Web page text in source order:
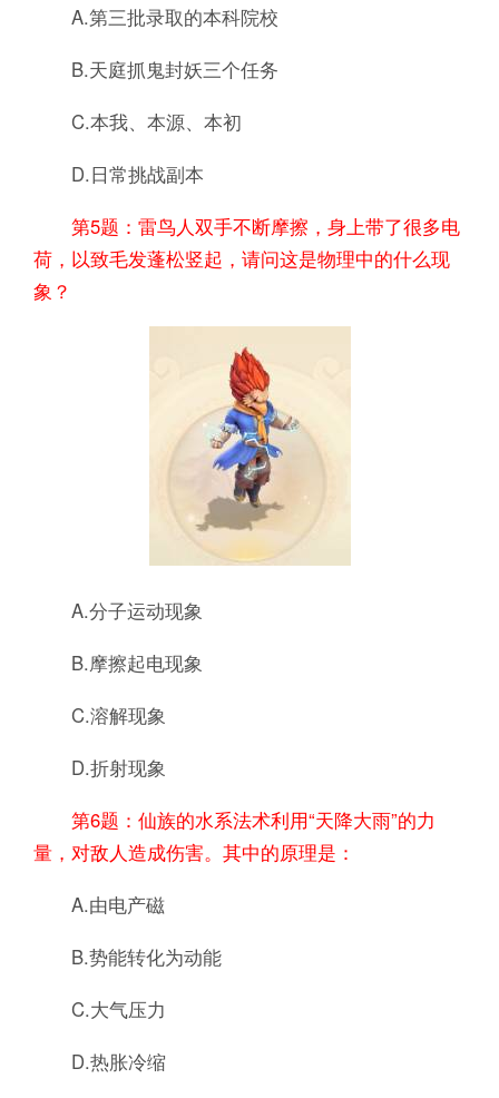
A.第三批录取的本科院校
B.天庭抓鬼封妖三个任务
C.本我、本源、本初
D.日常挑战副本
第5题：雷鸟人双手不断摩擦，身上带了很多电
荷，以致毛发蓬松竖起，请问这是物理中的什么现
象？
A.分子运动现象
B.摩擦起电现象
C.溶解现象
D.折射现象
第6题：仙族的水系法术利用“天降大雨”的力
量，对敌人造成伤害。其中的原理是：
A.由电产磁
B.势能转化为动能
C.大气压力
D.热胀冷缩